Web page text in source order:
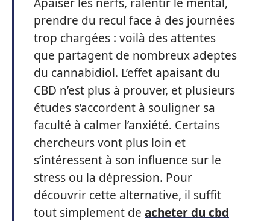
prendre du recul face à des journées
trop chargées : voilà des attentes
que partagent de nombreux adeptes
du cannabidiol. L’effet apaisant du
CBD n’est plus à prouver, et plusieurs
études s’accordent à souligner sa
faculté à calmer l’anxiété. Certains
chercheurs vont plus loin et
s’intéressent à son influence sur le
stress ou la dépression. Pour
découvrir cette alternative, il suffit
tout simplement de acheter du cbd